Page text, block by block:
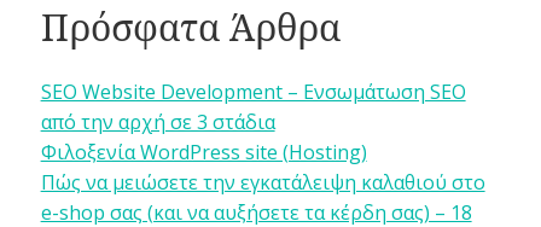
Πρόσφατα Άρθρα
SEO Website Development – Ενσωμάτωση SEO
από την αρχή σε 3 στάδια
Φιλοξενία WordPress site (Hosting)
Πώς να μειώσετε την εγκατάλειψη καλαθιού στο
e-shop σας (και να αυξήσετε τα κέρδη σας) – 18